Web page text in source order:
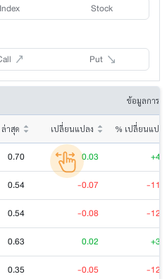
Index
Stock
Put
ข้อมูลการซื้
ล่าสุด เปลี่ยนแปลง % เปลี่ยนแปลง
0.70 0.03
0.54 -0.07 -
0.54 -0.08 -
0.63 0.02
0.35 -0.05 -